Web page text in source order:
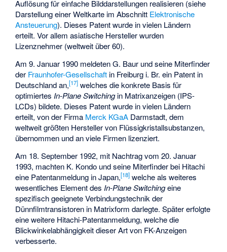
Auflösung für einfache Bilddarstellungen realisieren (siehe
Darstellung einer Weltkarte im Abschnitt Elektronische
Ansteuerung). Dieses Patent wurde in vielen Ländern
erteilt. Vor allem asiatische Hersteller wurden
Lizenznehmer (weltweit über 60).
Am 9. Januar 1990 meldeten G. Baur und seine Miterfinder
der Fraunhofer-Gesellschaft in Freiburg i. Br. ein Patent in
Deutschland an,[17] welches die konkrete Basis für
optimiertes In-Plane Switchingin Matrixanzeigen (IPS-
LCDs) bildete. Dieses Patent wurde in vielen Ländern
erteilt, von der Firma Merck KGaA Darmstadt, dem
weltweit größten Hersteller von Flüssigkristallsubstanzen,
übernommen und an viele Firmen lizenziert.
Am 18. September 1992, mit Nachtrag vom 20. Januar
1993, machten K. Kondo und seine Miterfinder bei Hitachi
eine Patentanmeldung in Japan,[18] welche als weiteres
wesentliches Element des In-Plane Switchingeine
spezifisch geeignete Verbindungstechnik der
Dünnfilmtransistoren in Matrixform darlegte. Später erfolgte
eine weitere Hitachi-Patentanmeldung, welche die
Blickwinkelabhängigkeit dieser Art von FK-Anzeigen
verbesserte.